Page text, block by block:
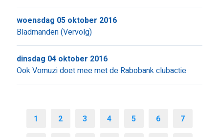
Bladmanden (Vervolg)
woensdag 05 oktober 2016
Ook Vomuzi doet mee met de Rabobank clubactie
dinsdag 04 oktober 2016
1 2 3 4 5 6 7